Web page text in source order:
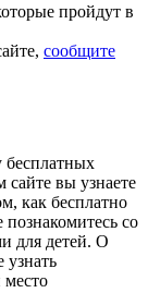
пройдут в
сообщите
бесплатных
вы узнаете
как бесплатно
познакомитесь со
для детей. О